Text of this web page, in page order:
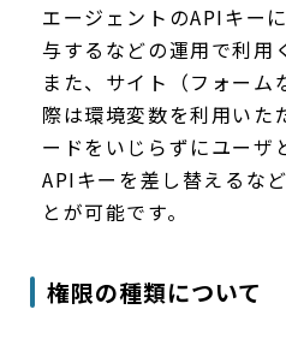
エージェントのAPIキー
与するなどの運用で利用
また、サイト（フォーム
際は環境変数を利用いた
ードをいじらずにユーザ
APIキーを差し替えるな
とが可能です。
権限の種類について